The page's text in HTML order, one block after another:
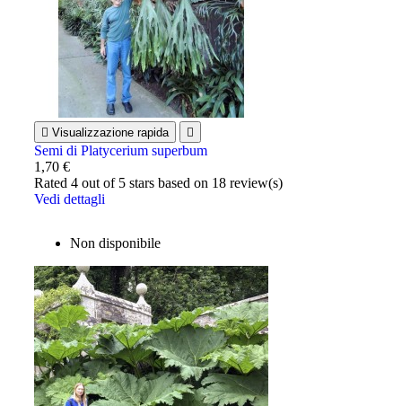
 Visualizzazione rapida 
Semi di Platycerium superbum
1,70 €
Rated4 out of 5 stars based on 18 review(s)
Vedi dettagli
Non disponibile